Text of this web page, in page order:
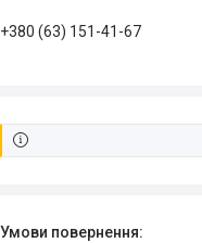
+380 (63) 151-41-67